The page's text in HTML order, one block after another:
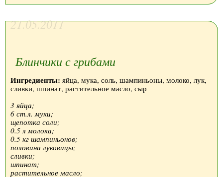
21.05.2011
Блинчики с грибами
Ингредиенты: яйца, мука, соль, шампиньоны, молоко, лук,
сливки, шпинат, растительное масло, сыр
3 яйца;
6 ст.л. муки;
щепотка соли;
0.5 л молока;
0.5 кг шампиньонов;
половина луковицы;
сливки;
шпинат;
растительное масло;